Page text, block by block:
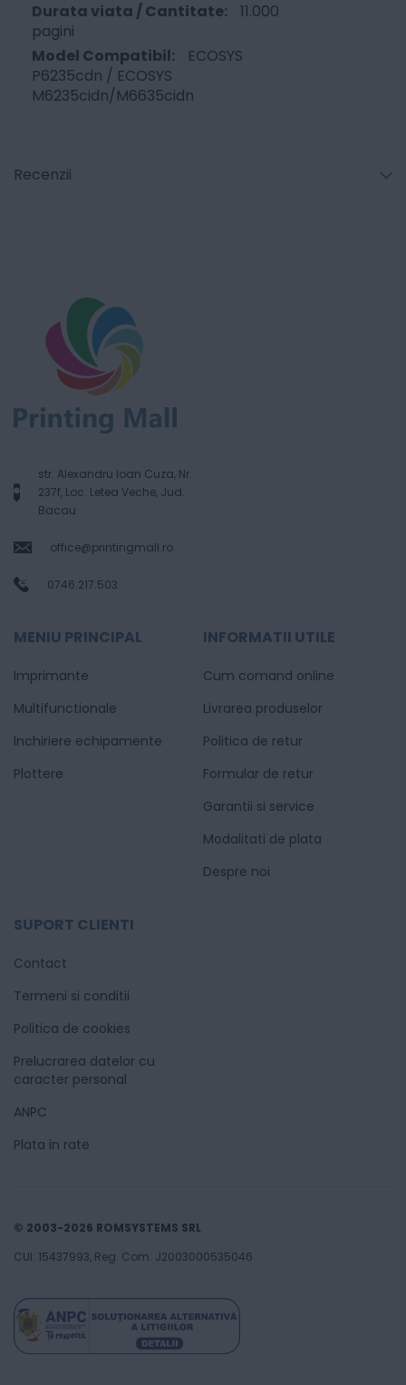
11.000
pagini
ECOSYS
P6235cdn / ECOSYS
M6235cidn/M6635cidn
Recenzii
str. Alexandru Ioan Cuza, Nr.
237f, Loc. Letea Veche, Jud.
Bacau
office@printingmall.ro
0746.217.503
MENIU PRINCIPAL
Imprimante
Multifunctionale
Inchiriere echipamente
Plottere
INFORMATII UTILE
Cum comand online
Livrarea produselor
Politica de retur
Formular de retur
Garantii si service
Modalitati de plata
Despre noi
SUPORT CLIENTI
Contact
Termeni si conditii
Politica de cookies
Prelucrarea datelor cu
caracter personal
ANPC
Plata in rate
© 2003-2026 ROMSYSTEMS SRL
CUI: 15437993, Reg. Com. J2003000535046